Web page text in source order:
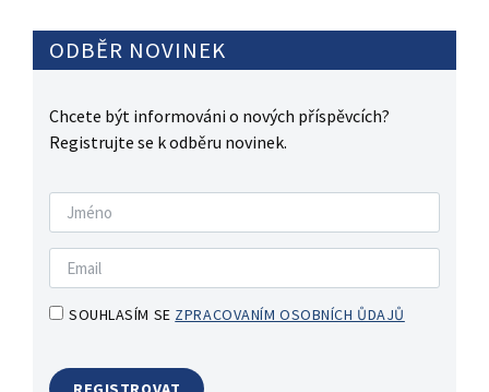
ODBĚR NOVINEK
Chcete být informováni o nových příspěvcích?
Registrujte se k odběru novinek.
SOUHLASÍM SE ZPRACOVANÍM OSOBNÍCH ŮDAJŮ